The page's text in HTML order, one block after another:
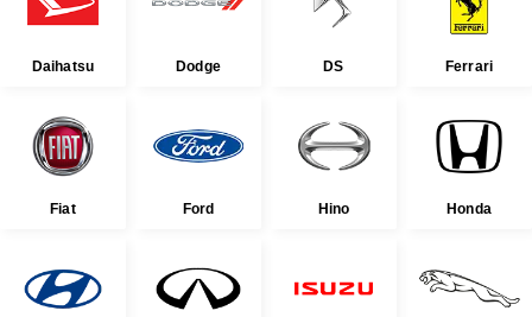
Daihatsu Dodge DS Ferrari
Fiat Ford Hino Honda